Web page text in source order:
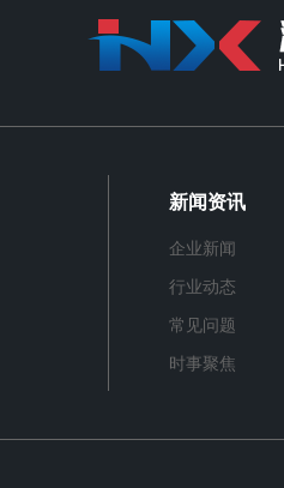
新闻资讯
企业新闻
行业动态
常见问题
时事聚焦